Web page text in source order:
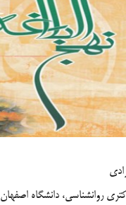
روانشناسي، دانشگاه اصفهان